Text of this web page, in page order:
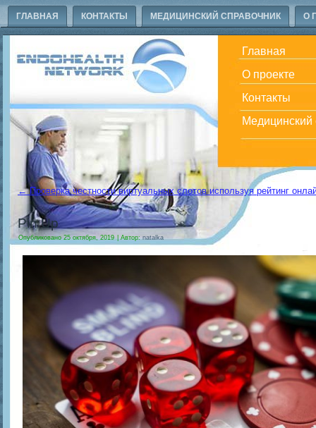
ГЛАВНАЯ КОНТАКТЫ МЕДИЦИНСКИЙ СПРАВОЧНИК О
Главная
О проекте
Контакты
Медицинский
←Проверка честности виртуальных слотов используя рейтинг
Pin Up
Опубликовано 25 октября, 2019|Автор: natalka